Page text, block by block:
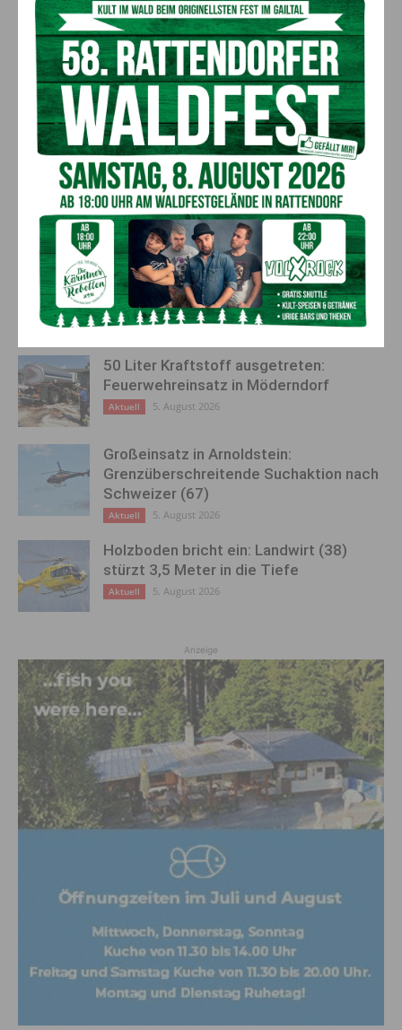
Vorheriger Artikel
AstraZeneca gibt erstmals
seltene, schwere
Nebenwirkungen des Corona-
Impfstoffs zu
Nächster Artikel
Andreas Gabalier am 7. Juli in
der Wörthersee Ostbucht
Klagenfurt
AKTUELLES
50 Liter Kraftstoff ausgetreten:
Feuerwehreinsatz in Möderndorf
Aktuell 5. August 2026
Großeinsatz in Arnoldstein:
Grenzüberschreitende Suchaktion nach
Schweizer (67)
Aktuell 5. August 2026
Holzboden bricht ein: Landwirt (38)
stürzt 3,5 Meter in die Tiefe
Aktuell 5. August 2026
Anzeige